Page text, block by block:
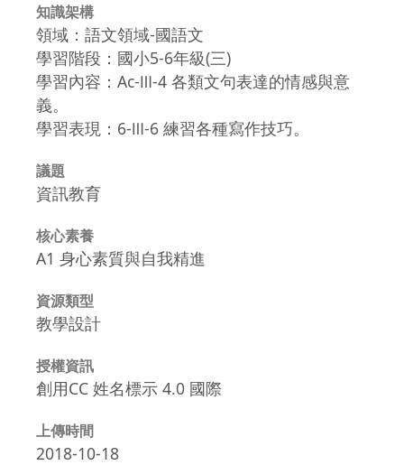
知識架構
領域：語文領域-國語文
學習階段：國小5-6年級(三)
學習內容：Ac-Ⅲ-4 各類文句表達的情感與意
義。
學習表現：6-Ⅲ-6 練習各種寫作技巧。
議題
資訊教育
核心素養
A1 身心素質與自我精進
資源類型
教學設計
授權資訊
創用CC 姓名標示 4.0 國際
上傳時間
2018-10-18